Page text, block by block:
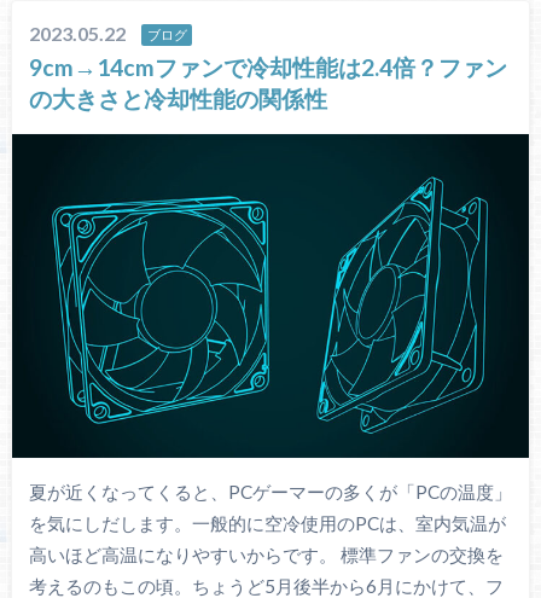
2023.05.22 ブログ
9cm→14cmファンで冷却性能は2.4倍？ファン
の大きさと冷却性能の関係性
夏が近くなってくると、PCゲーマーの多くが「PCの温度」
を気にしだします。一般的に空冷使用のPCは、室内気温が
高いほど高温になりやすいからです。 標準ファンの交換を
考えるのもこの頃。ちょうど5月後半から6月にかけて、フ